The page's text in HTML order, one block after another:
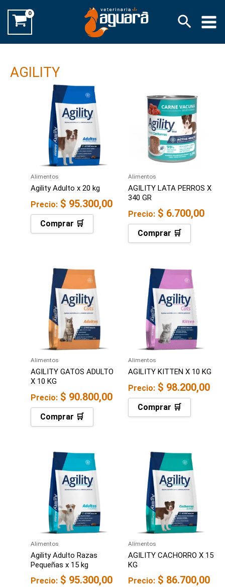
contenido
Buscar
AGILITY
Alimentos
Agility Adulto x 20 kg
Precio: $ 95.300,00
Comprar 🛒
Alimentos
AGILITY LATA PERROS X
340 GR
Precio: $ 6.700,00
Comprar 🛒
Alimentos
AGILITY GATOS ADULTO
X 10 KG
Precio: $ 90.800,00
Comprar 🛒
Alimentos
AGILITY KITTEN X 10 KG
Precio: $ 98.200,00
Comprar 🛒
Alimentos
Agility Adulto Razas
Pequeñas x 15 kg
Precio: $ 95.300,00
Alimentos
AGILITY CACHORRO X 15
KG
Precio: $ 86.700,00